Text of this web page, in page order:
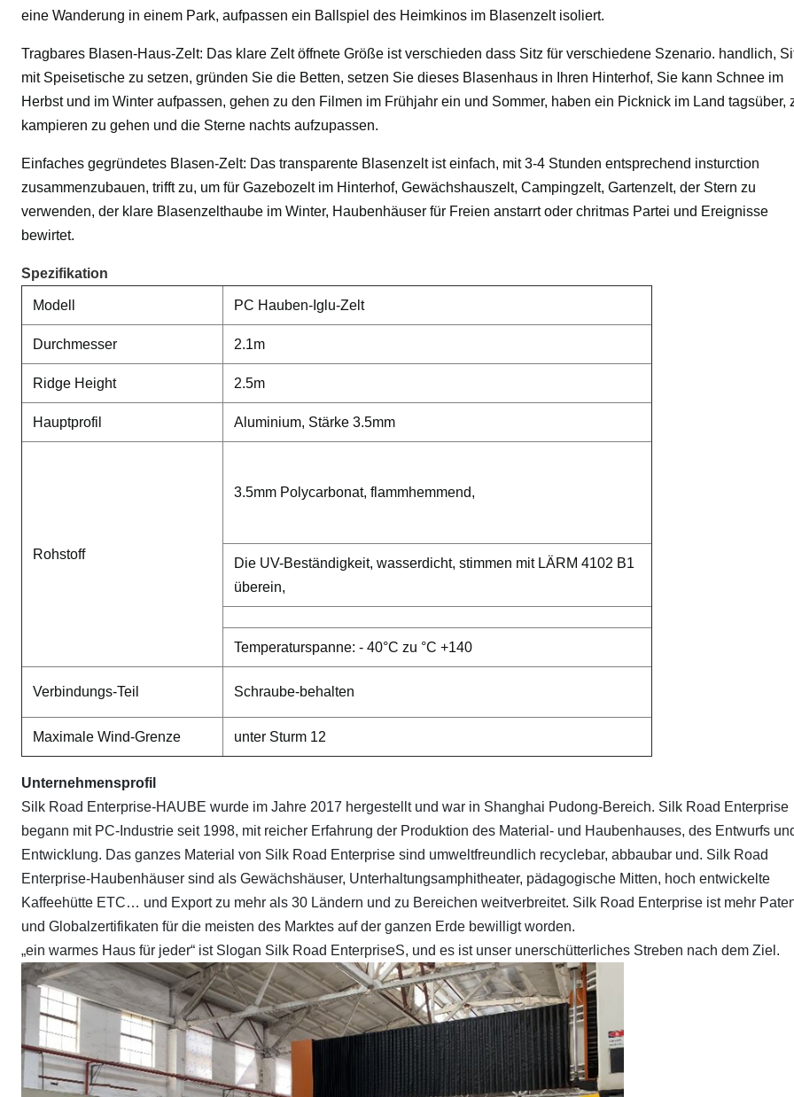
eine Wanderung in einem Park, aufpassen ein Ballspiel des Heimkinos im Blasenzelt isoliert.
Tragbares Blasen-Haus-Zelt: Das klare Zelt öffnete Größe ist verschieden dass Sitz für verschiedene Szenario. handlich,
mit Speisetische zu setzen, gründen Sie die Betten, setzen Sie dieses Blasenhaus in Ihren Hinterhof, Sie kann Schnee im
Herbst und im Winter aufpassen, gehen zu den Filmen im Frühjahr ein und Sommer, haben ein Picknick im Land tagsüber,
kampieren zu gehen und die Sterne nachts aufzupassen.
Einfaches gegründetes Blasen-Zelt: Das transparente Blasenzelt ist einfach, mit 3-4 Stunden entsprechend insturction
zusammenzubauen, trifft zu, um für Gazebozelt im Hinterhof, Gewächshauszelt, Campingzelt, Gartenzelt, der Stern zu
verwenden, der klare Blasenzelthaube im Winter, Haubenhäuser für Freien anstarrt oder chritmas Partei und Ereignisse
bewirtet.
Spezifikation
Modell PC Hauben-Iglu-Zelt
Durchmesser 2.1m
Ridge Height 2.5m
Hauptprofil Aluminium, Stärke 3.5mm
Rohstoff
3.5mm Polycarbonat, flammhemmend,
Die UV-Beständigkeit, wasserdicht, stimmen mit LÄRM 4102 B1
überein,
Temperaturspanne: - 40°C zu °C +140
Verbindungs-Teil Schraube-behalten
Maximale Wind-Grenze unter Sturm 12
Unternehmensprofil
Silk Road Enterprise-HAUBE wurde im Jahre 2017 hergestellt und war in Shanghai Pudong-Bereich. Silk Road Enterprise
begann mit PC-Industrie seit 1998, mit reicher Erfahrung der Produktion des Material- und Haubenhauses, des Entwurfs
Entwicklung. Das ganzes Material von Silk Road Enterprise sind umweltfreundlich recyclebar, abbaubar und. Silk Road
Enterprise-Haubenhäuser sind als Gewächshäuser, Unterhaltungsamphitheater, pädagogische Mitten, hoch entwickelte
Kaffeehütte ETC… und Export zu mehr als 30 Ländern und zu Bereichen weitverbreitet. Silk Road Enterprise ist mehr
und Globalzertifikaten für die meisten des Marktes auf der ganzen Erde bewilligt worden.
„ein warmes Haus für jeder“ ist Slogan Silk Road EnterpriseS, und es ist unser unerschütterliches Streben nach dem Ziel.